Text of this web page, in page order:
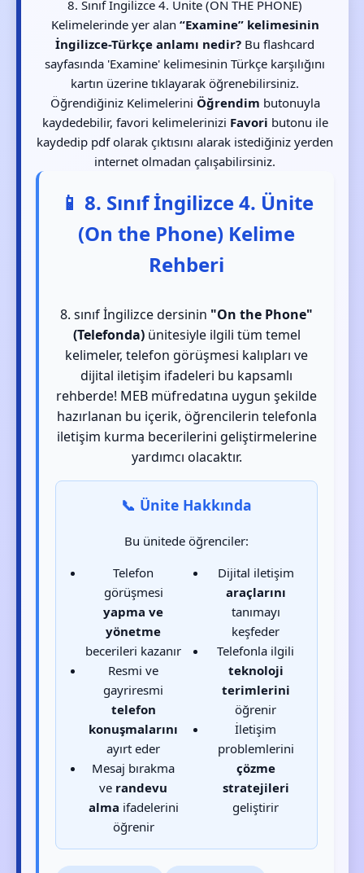
8. Sınıf İngilizce 4. Ünite (ON THE PHONE)
Kelimelerinde yer alan “Examine” kelimesinin
İngilizce-Türkçe anlamı nedir? Bu flashcard
sayfasında 'Examine' kelimesinin Türkçe karşılığını
kartın üzerine tıklayarak öğrenebilirsiniz.
Öğrendiğiniz Kelimelerini Öğrendim butonuyla
kaydedebilir, favori kelimelerinizi Favori butonu ile
kaydedip pdf olarak çıktısını alarak istediğiniz yerden
internet olmadan çalışabilirsiniz.
📱 8. Sınıf İngilizce 4. Ünite
(On the Phone) Kelime
Rehberi
8. sınıf İngilizce dersinin "On the Phone"
(Telefonda)ünitesiyle ilgili tüm temel
kelimeler, telefon görüşmesi kalıpları ve
dijital iletişim ifadeleri bu kapsamlı
rehberde! MEB müfredatına uygun şekilde
hazırlanan bu içerik, öğrencilerin telefonla
iletişim kurma becerilerini geliştirmelerine
yardımcı olacaktır.
📞 Ünite Hakkında
Bu ünitede öğrenciler:
Telefon
görüşmesi
yapma ve
yönetme
becerileri kazanır
Resmi ve
gayriresmi
telefon
konuşmalarını
ayırt eder
Mesaj bırakma
ve randevu
alma ifadelerini
öğrenir
Dijital iletişim
araçlarını
tanımayı
keşfeder
Telefonla ilgili
teknoloji
terimlerini
öğrenir
İletişim
problemlerini
çözme
stratejileri
geliştirir